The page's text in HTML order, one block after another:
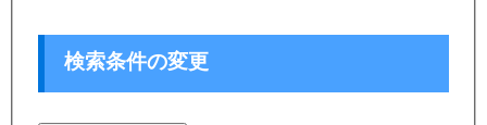
検索条件の変更